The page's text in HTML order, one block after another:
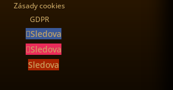
Zásady cookies
GDPR
Sledova
Sledova
Sledova